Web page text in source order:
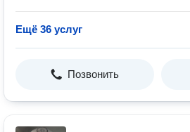
Ещё 36 услуг
Позвонить